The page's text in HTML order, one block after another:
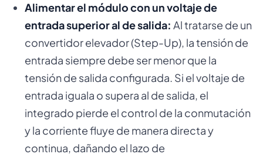
Alimentar el módulo con un voltaje de
entrada superior al de salida: Al tratarse de un
convertidor elevador (Step-Up), la tensión de
entrada siempre debe ser menor que la
tensión de salida configurada. Si el voltaje de
entrada iguala o supera al de salida, el
integrado pierde el control de la conmutación
y la corriente fluye de manera directa y
continua, dañando el lazo de